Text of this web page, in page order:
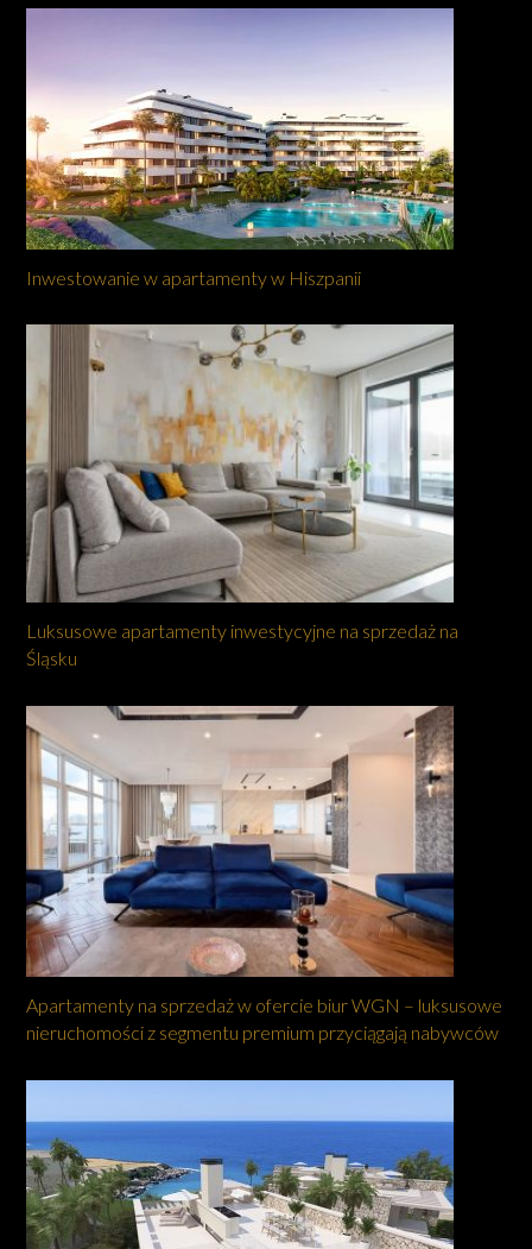
Inwestowanie w apartamenty w Hiszpanii
Luksusowe apartamenty inwestycyjne na sprzedaż na
Śląsku
Apartamenty na sprzedaż w ofercie biur WGN – luksusowe
nieruchomości z segmentu premium przyciągają nabywców